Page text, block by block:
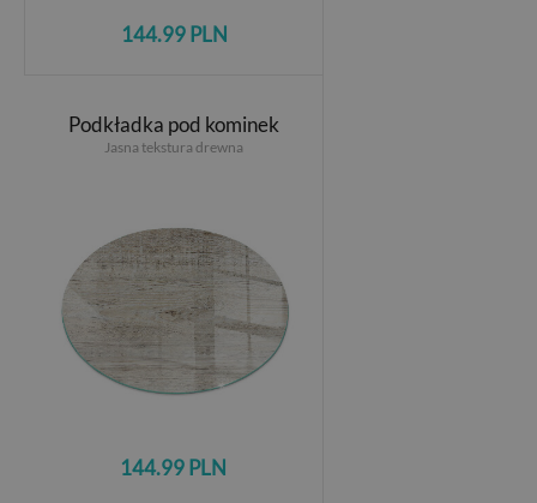
144.99 PLN
Podkładka pod kominek
Jasna tekstura drewna
144.99 PLN